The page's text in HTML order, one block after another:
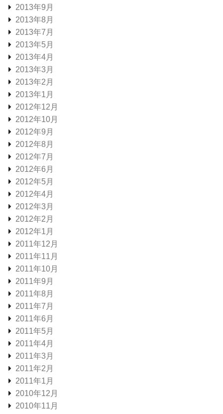
2013年9月
2013年8月
2013年7月
2013年5月
2013年4月
2013年3月
2013年2月
2013年1月
2012年12月
2012年10月
2012年9月
2012年8月
2012年7月
2012年6月
2012年5月
2012年4月
2012年3月
2012年2月
2012年1月
2011年12月
2011年11月
2011年10月
2011年9月
2011年8月
2011年7月
2011年6月
2011年5月
2011年4月
2011年3月
2011年2月
2011年1月
2010年12月
2010年11月